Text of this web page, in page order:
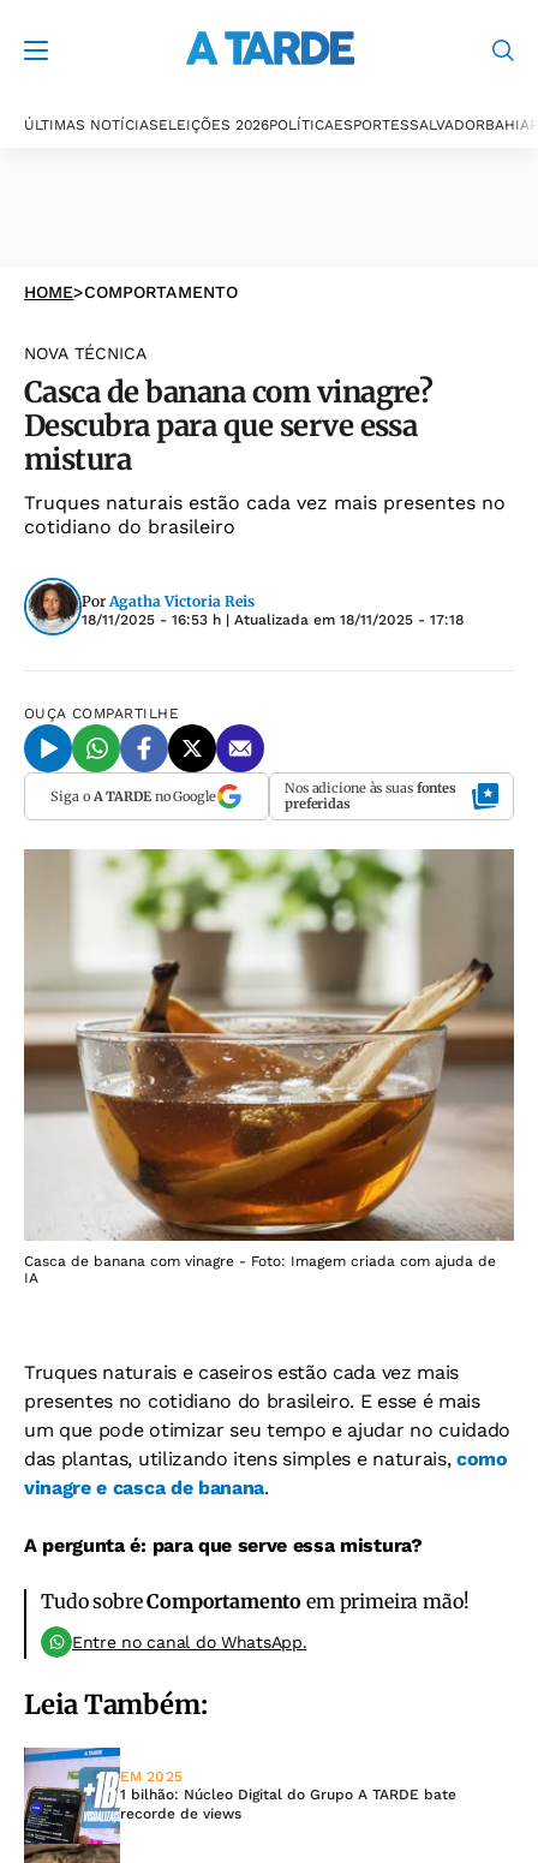
ÚLTIMAS NOTÍCIASELEIÇÕES 2026POLÍTICAESPORTESSALVADORBAHIA
HOME>COMPORTAMENTO
NOVA TÉCNICA
Casca de banana com vinagre?
Descubra para que serve essa
mistura
Truques naturais estão cada vez mais presentes no
cotidiano do brasileiro
Por Agatha Victoria Reis
18/11/2025 - 16:53 h | Atualizada em 18/11/2025 - 17:18
OUÇA COMPARTILHE
Siga o A TARDEno Google Nos adicione às suas fontes
preferidas
Casca de banana com vinagre - Foto: Imagem criada com ajuda de
IA
Truques naturais e caseiros estão cada vez mais
presentes no cotidiano do brasileiro. E esse é mais
um que pode otimizar seu tempo e ajudar no cuidado
das plantas, utilizando itens simples e naturais, como
vinagre e casca de banana.
A pergunta é: para que serve essa mistura?
Tudo sobreComportamento em primeira mão!
Entre no canal do WhatsApp.
Leia Também:
EM 2025
1 bilhão: Núcleo Digital do Grupo A TARDE bate
recorde de views